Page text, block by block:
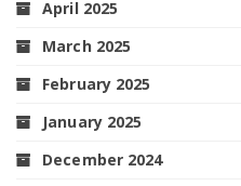
April 2025
March 2025
February 2025
January 2025
December 2024